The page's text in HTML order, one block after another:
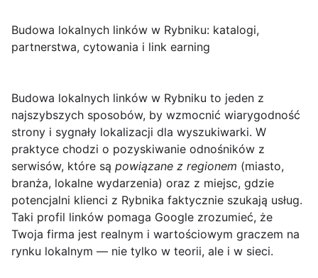
Budowa lokalnych linków w Rybniku: katalogi,
partnerstwa, cytowania i link earning
Budowa lokalnych linków w Rybniku to jeden z
najszybszych sposobów, by wzmocnić wiarygodność
strony i sygnały lokalizacji dla wyszukiwarki. W
praktyce chodzi o pozyskiwanie odnośników z
serwisów, które są powiązane z regionem (miasto,
branża, lokalne wydarzenia) oraz z miejsc, gdzie
potencjalni klienci z Rybnika faktycznie szukają usług.
Taki profil linków pomaga Google zrozumieć, że
Twoja firma jest realnym i wartościowym graczem na
rynku lokalnym — nie tylko w teorii, ale i w sieci.